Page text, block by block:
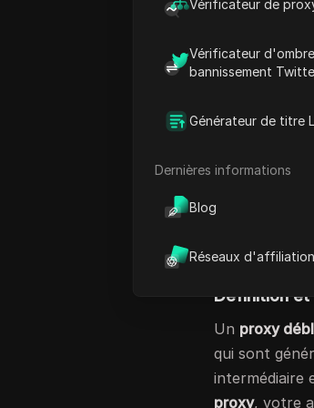
Vérificateur de
Vérificateur d'ombre
bannissement
Générateur de titre
Dernières informations
Blog
Réseaux d'affiliation
permettent
utiliserdes
contourner
masquant
comment
d’aujourd’hui.
Qu’est-
Définition
Un proxy
qui sont
intermédiaire
proxy, votre